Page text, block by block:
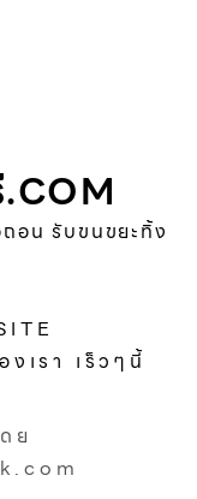
อน รับขนขยะทิ้ง
เรา เร็วๆนี้
ย